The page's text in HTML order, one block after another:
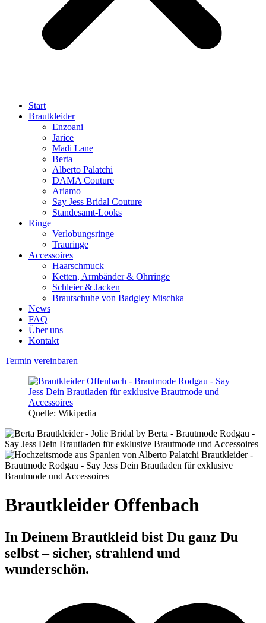
Start
Brautkleider
Enzoani
Jarice
Madi Lane
Berta
Alberto Palatchi
DAMA Couture
Ariamo
Say Jess Bridal Couture
Standesamt-Looks
Ringe
Verlobungsringe
Trauringe
Accessoires
Haarschmuck
Ketten, Armbänder & Ohrringe
Schleier & Jacken
Brautschuhe von Badgley Mischka
News
FAQ
Über uns
Kontakt
Termin vereinbaren
Quelle: Wikipedia
Brautkleider Offenbach
In Deinem Brautkleid bist Du ganz Du
selbst – sicher, strahlend und
wunderschön.